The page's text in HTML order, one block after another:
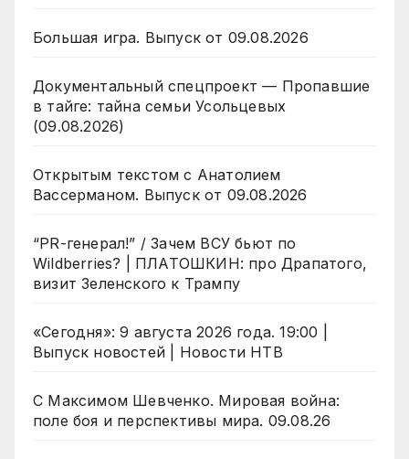
Большая игра. Выпуск от 09.08.2026
Документальный спецпроект — Пропавшие
в тайге: тайна семьи Усольцевых
(09.08.2026)
Открытым текстом с Анатолием
Вассерманом. Выпуск от 09.08.2026
“PR-генерал!” / Зачем ВСУ бьют по
Wildberries? | ПЛАТОШКИН: про Драпатого,
визит Зеленского к Трампу
«Сегодня»: 9 августа 2026 года. 19:00 |
Выпуск новостей | Новости НТВ
С Максимом Шевченко. Мировая война:
поле боя и перспективы мира. 09.08.26